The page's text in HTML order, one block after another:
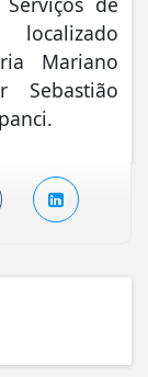
Mariano
Sebastião